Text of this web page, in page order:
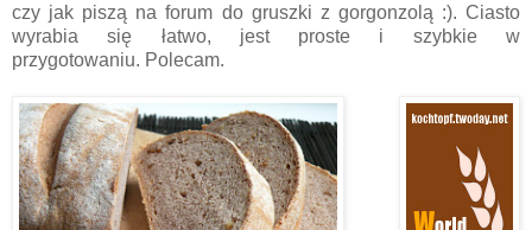
czy jak piszą na forum do gruszki z gorgonzolą :). Ciasto
wyrabia się łatwo, jest proste i szybkie w
przygotowaniu. Polecam.